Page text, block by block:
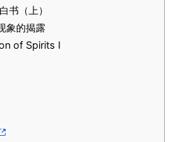
书（上）
象的揭露
of Spirits I